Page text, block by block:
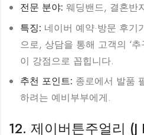
전문 분야: 웨딩밴드, 결혼반
특징: 네이버 예약·방문 후기
으로, 상담을 통해 고객의 ‘
이 강점으로 꼽힙니다.
추천 포인트: 종로에서 발품
하려는 예비부부에게.
12. 제이버튼주얼리